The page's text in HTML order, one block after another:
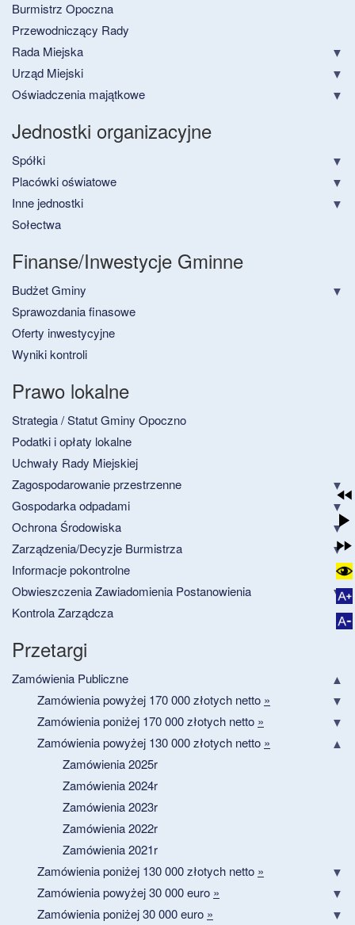
Burmistrz Opoczna
Przewodniczący Rady
Rada Miejska
Urząd Miejski
Oświadczenia majątkowe
Jednostki organizacyjne
Spółki
Placówki oświatowe
Inne jednostki
Sołectwa
Finanse/Inwestycje Gminne
Budżet Gminy
Sprawozdania finasowe
Oferty inwestycyjne
Wyniki kontroli
Prawo lokalne
Strategia / Statut Gminy Opoczno
Podatki i opłaty lokalne
Uchwały Rady Miejskiej
Zagospodarowanie przestrzenne
Gospodarka odpadami
Ochrona Środowiska
Zarządzenia/Decyzje Burmistrza
Informacje pokontrolne
Obwieszczenia Zawiadomienia Postanowienia
Kontrola Zarządcza
Przetargi
Zamówienia Publiczne
Zamówienia powyżej 170 000 złotych netto »
Zamówienia poniżej 170 000 złotych netto »
Zamówienia powyżej 130 000 złotych netto »
Zamówienia 2025r
Zamówienia 2024r
Zamówienia 2023r
Zamówienia 2022r
Zamówienia 2021r
Zamówienia poniżej 130 000 złotych netto »
Zamówienia powyżej 30 000 euro »
Zamówienia poniżej 30 000 euro »